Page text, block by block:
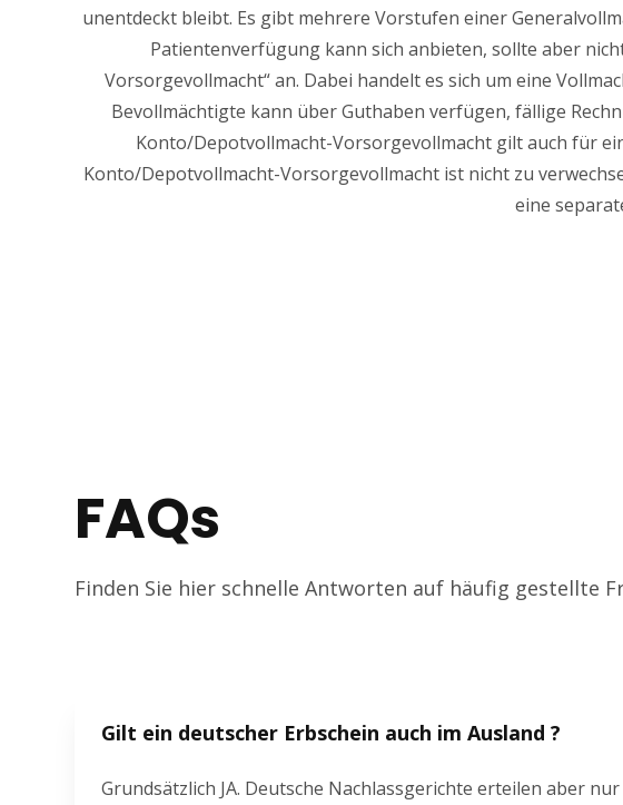
unentdeckt bleibt. Es gibt mehrere Vorstufen einer
Patientenverfügung kann sich anbieten, sollte aber
Vorsorgevollmacht“ an. Dabei handelt es sich um eine
Bevollmächtigte kann über Guthaben verfügen, fällige
Konto/Depotvollmacht-Vorsorgevollmacht gilt auch für
Konto/Depotvollmacht-Vorsorgevollmacht ist nicht zu
eine
FAQs
Finden Sie hier schnelle Antworten auf häufig gestellte
Gilt ein deutscher Erbschein auch im Ausland ?
Grundsätzlich JA. Deutsche Nachlassgerichte erteilen aber